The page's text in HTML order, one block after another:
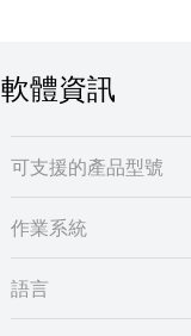
軟體資訊
可支援的產品型號
作業系統
語言